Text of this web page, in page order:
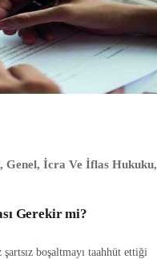
, Genel, İcra Ve İflas Hukuku,
Gerekir mi?
boşaltmayı taahhüt ettiği